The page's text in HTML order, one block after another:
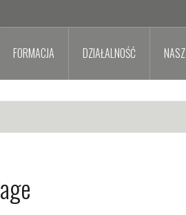
FORMACJA DZIAŁALNOŚĆ